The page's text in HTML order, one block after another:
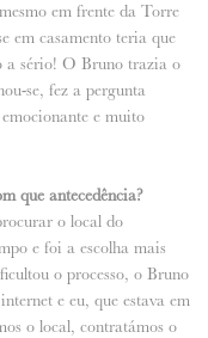
em frente da Torre
em casamento teria que
a sério! O Bruno trazia o
se, fez a pergunta
e muito
que antecedência?
o local do
e foi a escolha mais
o processo, o Bruno
e eu, que estava em
o local, contratámos o